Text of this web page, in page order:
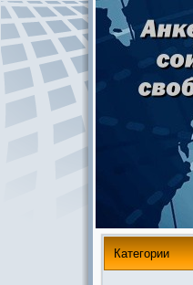
Категории